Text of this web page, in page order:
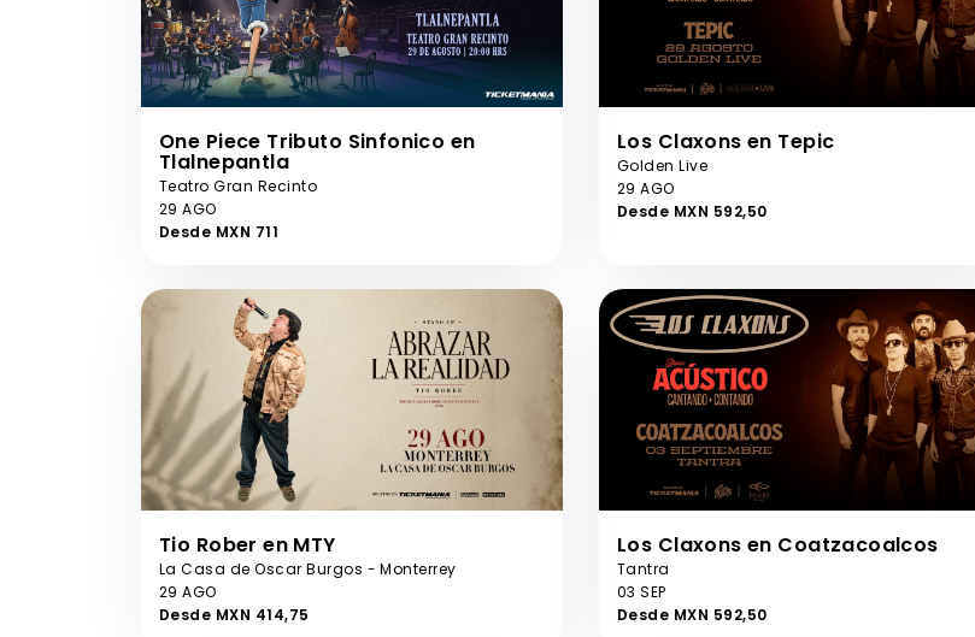
One Piece Tributo Sinfonico en
Tlalnepantla
Teatro Gran Recinto
29 AGO
Desde MXN 711
Los Claxons en Tepic
Golden Live
29 AGO
Desde MXN 592,50
Tio Rober en MTY
La Casa de Oscar Burgos - Monterrey
29 AGO
Desde MXN 414,75
Los Claxons en Coatzacoalcos
Tantra
03 SEP
Desde MXN 592,50